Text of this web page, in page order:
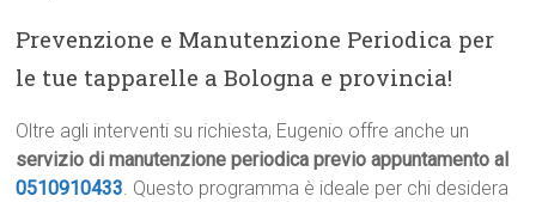
Prevenzione e Manutenzione Periodica per
le tue tapparelle a Bologna e provincia!
Oltre agli interventi su richiesta, Eugenio offre anche un
servizio di manutenzione periodica previo appuntamento al
0510910433. Questo programma è ideale per chi desidera